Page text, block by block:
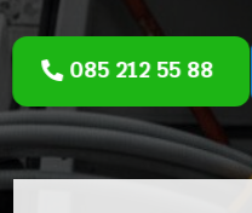
085 212 55 88